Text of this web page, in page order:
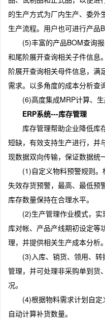
的生产方式为厂内生产、委外
生产流程。用户也可进行产品
(5)丰富的产品BOM查询报
和尾阶展开查询相关子件信息
阶展开查询相关母件信息，满
需求。以多角度的成本分析查
(6)高度集成MRP计算、生
ERP系统---库存管理
库存管理帮助企业降低库
短缺，有效支持生产进行，并
现数据双向传输，保证数据统一
(1)自定义物料预警规则。
失效存货预警，最高、最低预
库存数量保持在合理水平。
(2)生产管理作业模式，实
库对帐、产品产线期初设定等
理，并提供相关生产成本分析。
(3)入库、销货、领用、转
管理，并可处理非采购单到货
况。
(4)根据物料需求计划自定
自动计算补货数量。